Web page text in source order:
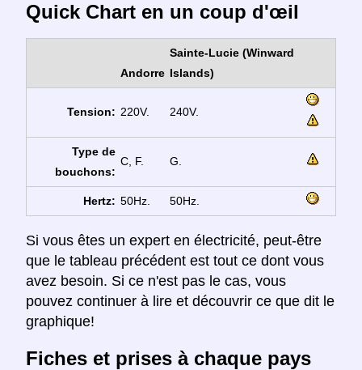
Quick Chart en un coup d'œil
Andorre
Sainte-Lucie (Winward
Islands)
Tension: 220V. 240V.
Type de
bouchons:
C, F. G.
Hertz: 50Hz. 50Hz.
Si vous êtes un expert en électricité, peut-être
que le tableau précédent est tout ce dont vous
avez besoin. Si ce n'est pas le cas, vous
pouvez continuer à lire et découvrir ce que dit le
graphique!
Fiches et prises à chaque pays